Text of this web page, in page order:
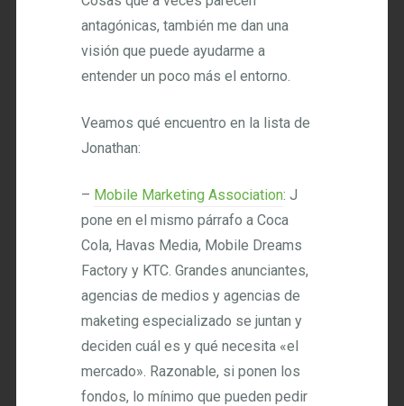
antagónicas, también me dan una
visión que puede ayudarme a
entender un poco más el entorno.
Veamos qué encuentro en la lista de
Jonathan:
– Mobile Marketing Association: J
pone en el mismo párrafo a Coca
Cola, Havas Media, Mobile Dreams
Factory y KTC. Grandes anunciantes,
agencias de medios y agencias de
maketing especializado se juntan y
deciden cuál es y qué necesita «el
mercado». Razonable, si ponen los
fondos, lo mínimo que pueden pedir